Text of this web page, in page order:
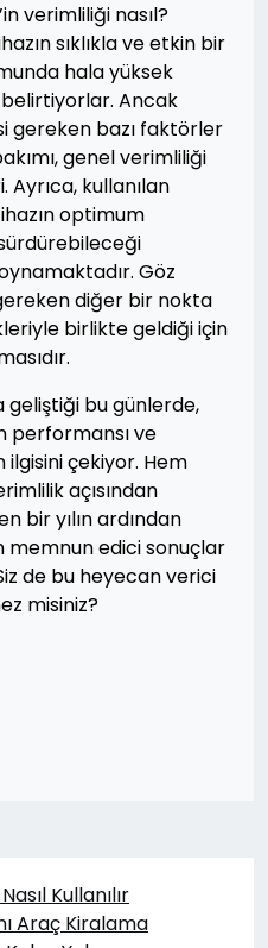
verimliliği nasıl?
sıklıkla ve etkin bir
hala yüksek
Ancak
gereken bazı faktörler
genel verimliliği
kullanılan
optimum
Göz
diğer bir nokta
birlikte geldiği için
geliştiği bu günlerde,
performansı ve
ilgisini çekiyor. Hem
açısından
bir yılın ardından
memnun edici sonuçlar
de bu heyecan verici
misiniz?
Kullanılır
Araç Kiralama